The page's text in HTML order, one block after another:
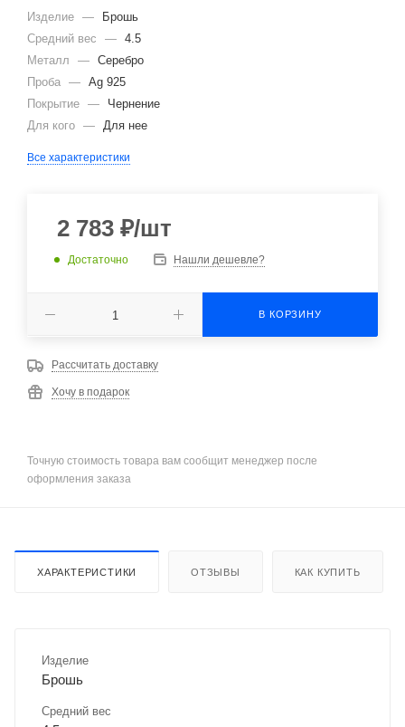
Изделие —
Брошь
Средний вес
— 4.5
Металл
— Серебро
Проба — Ag 925
Покрытие —
Чернение
Для кого — Для нее
Все характеристики
2 783 ₽/шт
Достаточно Нашли дешевле?
В КОРЗИНУ
Рассчитать доставку
Хочу в подарок
Точную стоимость товара вам сообщит менеджер после
оформления заказа
ХАРАКТЕРИСТИКИ ОТЗЫВЫ КАК КУПИТЬ
Изделие
Брошь
Средний вес